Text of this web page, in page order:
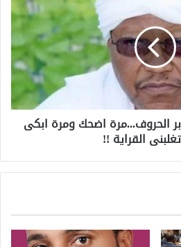
الحروف...مرة اضحك ومرة ابكى
القراية !!